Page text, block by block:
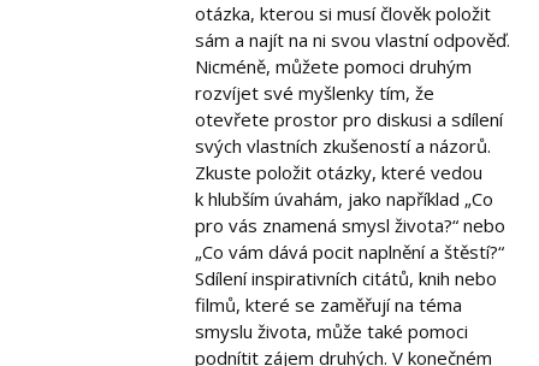
otázka, kterou si musí člověk položit
sám a najít na ni svou vlastní odpověď.
Nicméně, můžete pomoci druhým
rozvíjet své myšlenky tím, že
otevřete prostor pro diskusi a sdílení
svých vlastních zkušeností a názorů.
Zkuste položit otázky, které vedou
k hlubším úvahám, jako například „Co
pro vás znamená smysl života?“ nebo
„Co vám dává pocit naplnění a štěstí?“
Sdílení inspirativních citátů, knih nebo
filmů, které se zaměřují na téma
smyslu života, může také pomoci
podnítit zájem druhých. V konečném